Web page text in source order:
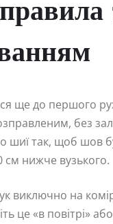
ще до першого
без
шиї так, щоб шов
см нижче вузького.
виключно на
це «в повітрі»